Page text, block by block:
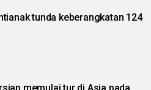
tunda keberangkatan 124